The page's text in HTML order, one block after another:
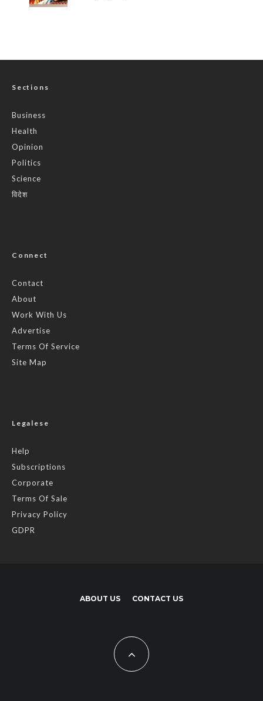
Sections
Business
Health
Opinion
Politics
Science
विदेश
Connect
Contact
About
Work With Us
Advertise
Terms Of Service
Site Map
Legalese
Help
Subscriptions
Corporate
Terms Of Sale
Privacy Policy
GDPR
ABOUT US CONTACT US